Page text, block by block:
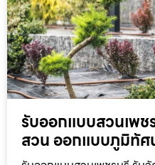
รับออกแบบสวนเพ
สวน ออกแบบภูมิทัศ